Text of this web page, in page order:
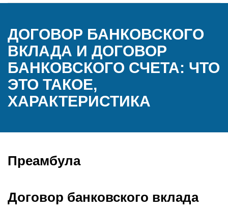
ДОГОВОР БАНКОВСКОГО
ВКЛАДА И ДОГОВОР
БАНКОВСКОГО СЧЕТА: ЧТО
ЭТО ТАКОЕ,
ХАРАКТЕРИСТИКА
Преамбула
Договор банковского вклада